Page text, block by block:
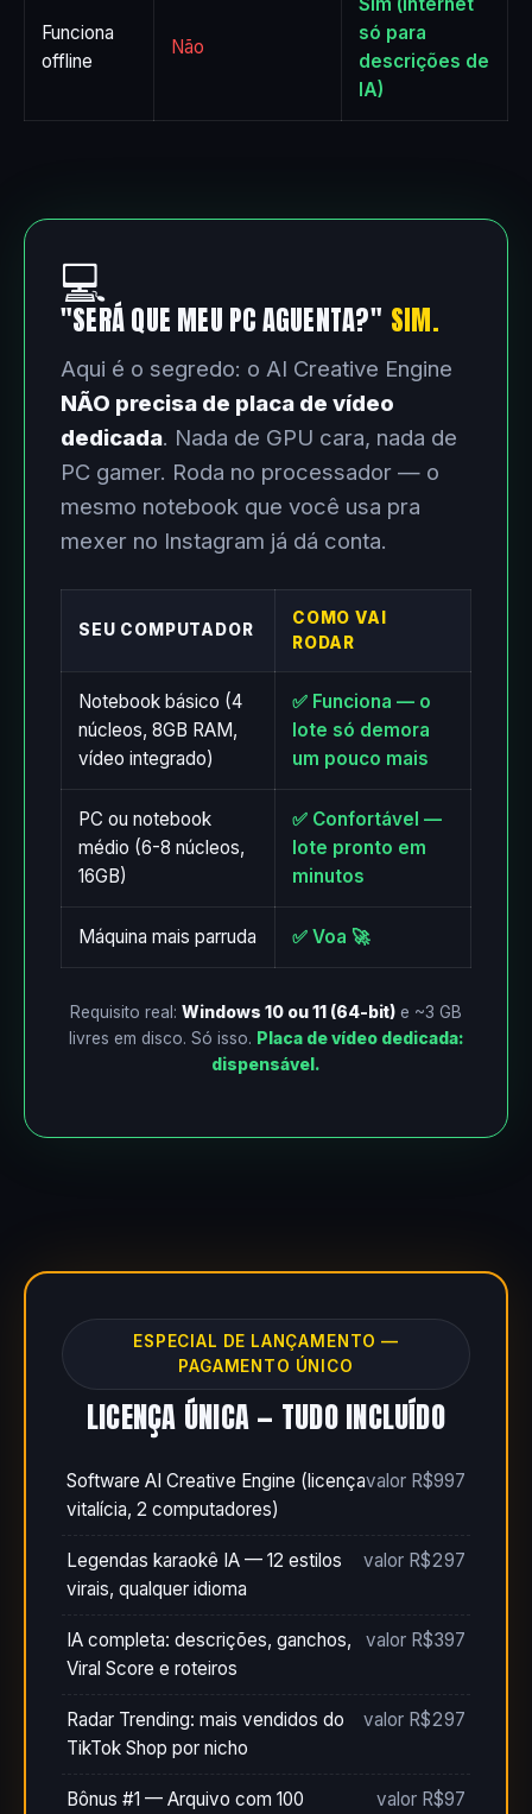
Funciona
offline
Não
só para
descrições de
IA)
💻
"SERÁ QUE MEU PC AGUENTA?" SIM.
Aqui é o segredo: o AI Creative Engine
NÃO precisa de placa de vídeo
dedicada. Nada de GPU cara, nada de
PC gamer. Roda no processador — o
mesmo notebook que você usa pra
mexer no Instagram já dá conta.
SEU COMPUTADOR
COMO VAI
RODAR
Notebook básico (4
núcleos, 8GB RAM,
vídeo integrado)
✅ Funciona — o
lote só demora
um pouco mais
PC ou notebook
médio (6-8 núcleos,
16GB)
✅ Confortável —
lote pronto em
minutos
Máquina mais parruda ✅ Voa 🚀
Requisito real: Windows 10 ou 11 (64-bit) e ~3 GB
livres em disco. Só isso. Placa de vídeo dedicada:
dispensável.
ESPECIAL DE LANÇAMENTO —
PAGAMENTO ÚNICO
LICENÇA ÚNICA — TUDO INCLUÍDO
Software AI Creative Engine (licença
vitalícia, 2 computadores)
valor R$997
Legendas karaokê IA — 12 estilos
virais, qualquer idioma
valor R$297
IA completa: descrições, ganchos,
Viral Score e roteiros
valor R$397
Radar Trending: mais vendidos do
TikTok Shop por nicho
valor R$297
Bônus #1 — Arquivo com 100 valor R$97